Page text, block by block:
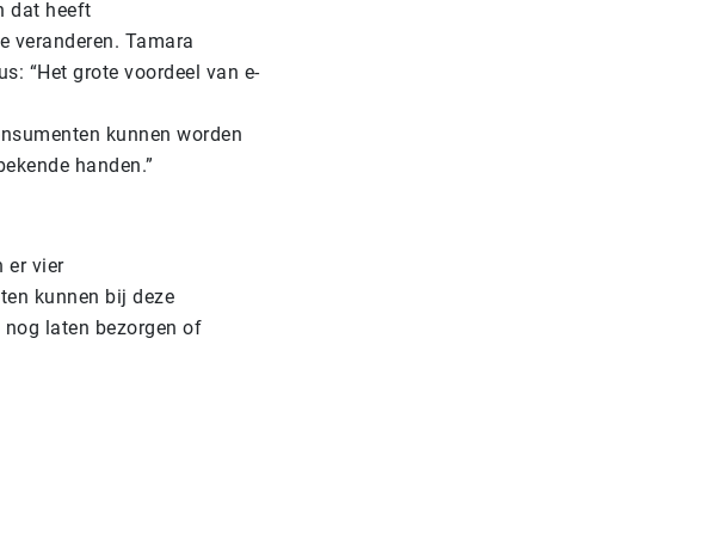
dat heeft
veranderen. Tamara
“Het grote voordeel van e-
kunnen worden
handen.”
er vier
kunnen bij deze
laten bezorgen of